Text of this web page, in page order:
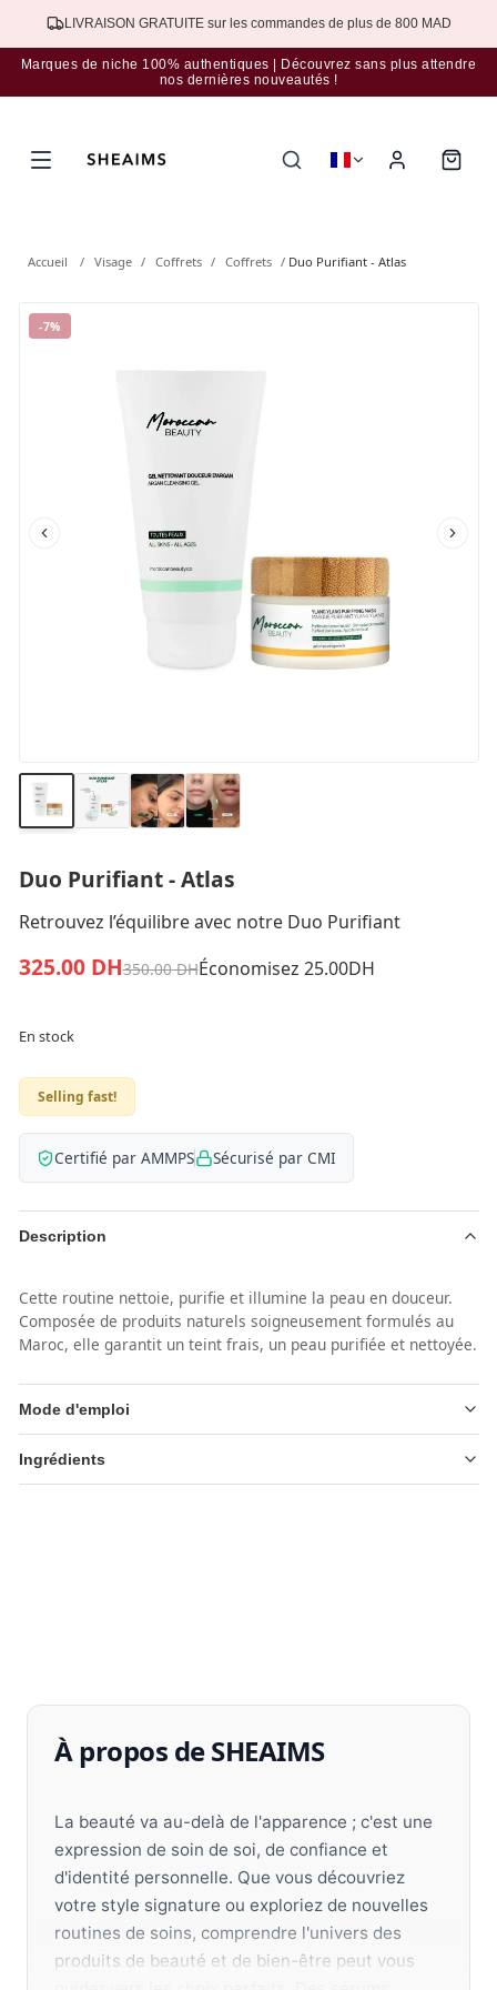
LIVRAISON GRATUITE sur les commandes de plus de 800 MAD
Marques de niche 100% authentiques | Découvrez sans plus attendre
nos dernières nouveautés !
Accueil / Visage / Coffrets / Coffrets / Duo Purifiant - Atlas
-7%
Duo Purifiant - Atlas
Retrouvez l’équilibre avec notre Duo Purifiant
325.00DH350.00DHÉconomisez 25.00DH
En stock
Selling fast!
Certifié par AMMPS Sécurisé par CMI
Description
Cette routine nettoie, purifie et illumine la peau en douceur.
Composée de produits naturels soigneusement formulés au
Maroc, elle garantit un teint frais, un peau purifiée et nettoyée.
Mode d'emploi
Ingrédients
À propos de SHEAIMS
La beauté va au-delà de l'apparence ; c'est une
expression de soin de soi, de confiance et
d'identité personnelle. Que vous découvriez
votre style signature ou exploriez de nouvelles
routines de soins, comprendre l'univers des
produits de beauté et de bien-être peut vous